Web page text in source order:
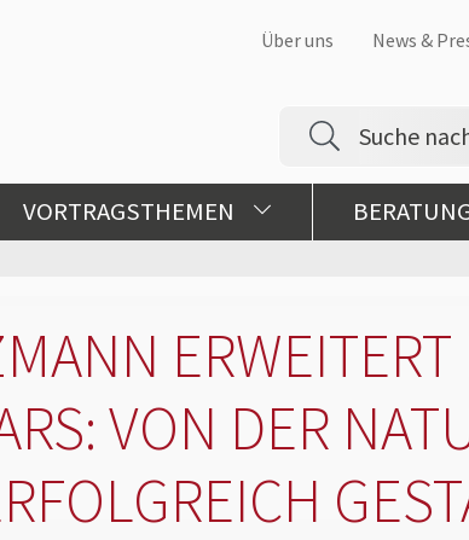
Über uns News &
VORTRAGSTHEMEN
ERWEITERT
VON DER